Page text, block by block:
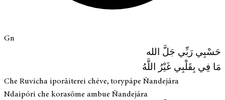
Gn
حَسْبِي رَبِّي جَلَّ الله
مَا فِي بِقَلْبِي غَيْرُ اللَّهُ
Che Ruvicha iporãiterei chéve, torypápe Ñandejára
Ndaipóri che korasõme ambue Ñandejára